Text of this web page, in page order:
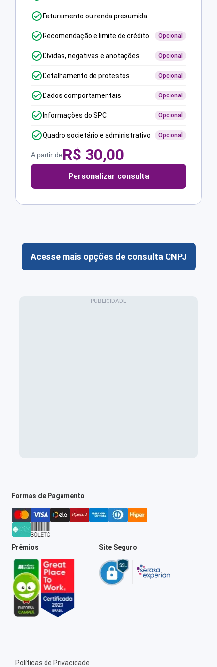
Faturamento ou renda presumida
Recomendação e limite de crédito Opcional
Dívidas, negativas e anotações Opcional
Detalhamento de protestos Opcional
Dados comportamentais Opcional
Informações do SPC Opcional
Quadro societário e administrativo Opcional
A partir deR$ 30,00
Personalizar consulta
Acesse mais opções de consulta CNPJ
Formas de Pagamento
Prêmios Site Seguro
Políticas de Privacidade